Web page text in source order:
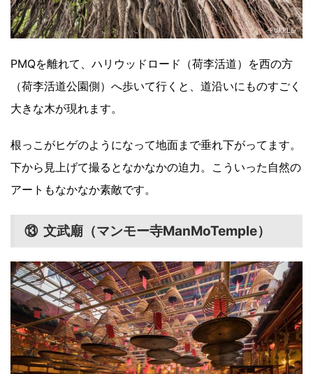
PMQを離れて、ハリウッドロード（荷李活道）を西の方
（荷李活道公園側）へ歩いて行くと、道沿いにものすごく
大きな木が現れます。
根っこがヒゲのようになって地面まで垂れ下がってます。
下から見上げて撮るとなかなかの迫力。こういった自然の
アートもなかなか素敵です。
⑬ 文武廟（マンモー寺ManMoTemple）